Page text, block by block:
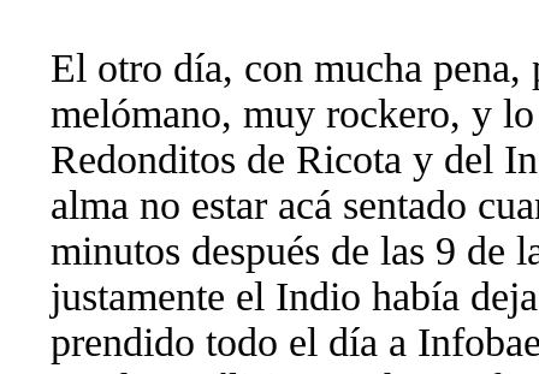
El otro día, con mucha pena,
melómano, muy rockero, y
Redonditos de Ricota y del
alma no estar acá sentado
minutos después de las 9 de
justamente el Indio había
prendido todo el día a